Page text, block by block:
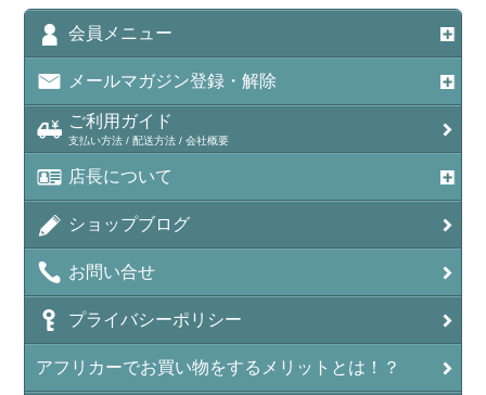
会員メニュー
メールマガジン登録・解除
ご利用ガイド
支払い方法 / 配送方法 / 会社概要
店長について
ショップブログ
お問い合せ
プライバシーポリシー
アフリカーでお買い物をするメリットとは！？